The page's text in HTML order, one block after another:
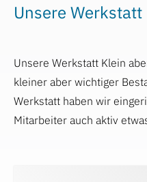
Unsere Werkstatt
Unsere Werkstatt Klein
kleiner aber wichtiger
Werkstatt haben wir
Mitarbeiter auch aktiv